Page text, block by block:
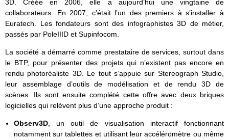
3D. Créée en 2006, elle a aujourd’hui une vingtaine de
collaborateurs. En 2007, c’était l’un des premiers à s’installer à
Euratech. Les fondateurs sont des infographistes 3D de métier,
passés par PoleIIID et Supinfocom.
La société a démarré comme prestataire de services, surtout dans
le BTP, pour présenter des projets qui n’existent pas encore en
rendu photoréaliste 3D. Le tout s’appuie sur Stereograph Studio,
leur assemblage d’outils de modélisation et de rendu 3D de
scènes. Ils sont ensuite complété cette offre avec deux briques
logicielles qui relèvent plus d’une approche produit :
Observ3D, un outil de visualisation interactif fonctionnant
notamment sur tablettes et utilisant leur accéléromètre ou même